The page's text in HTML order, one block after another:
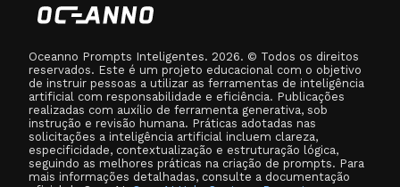
Oceanno Prompts Inteligentes. 2026. © Todos os direitos
reservados. Este é um projeto educacional com o objetivo
de instruir pessoas a utilizar as ferramentas de inteligência
artificial com responsabilidade e eficiência. Publicações
realizadas com auxílio de ferramenta generativa, sob
instrução e revisão humana. Práticas adotadas nas
solicitações a inteligência artificial incluem clareza,
especificidade, contextualização e estruturação lógica,
seguindo as melhores práticas na criação de prompts. Para
mais informações detalhadas, consulte a documentação